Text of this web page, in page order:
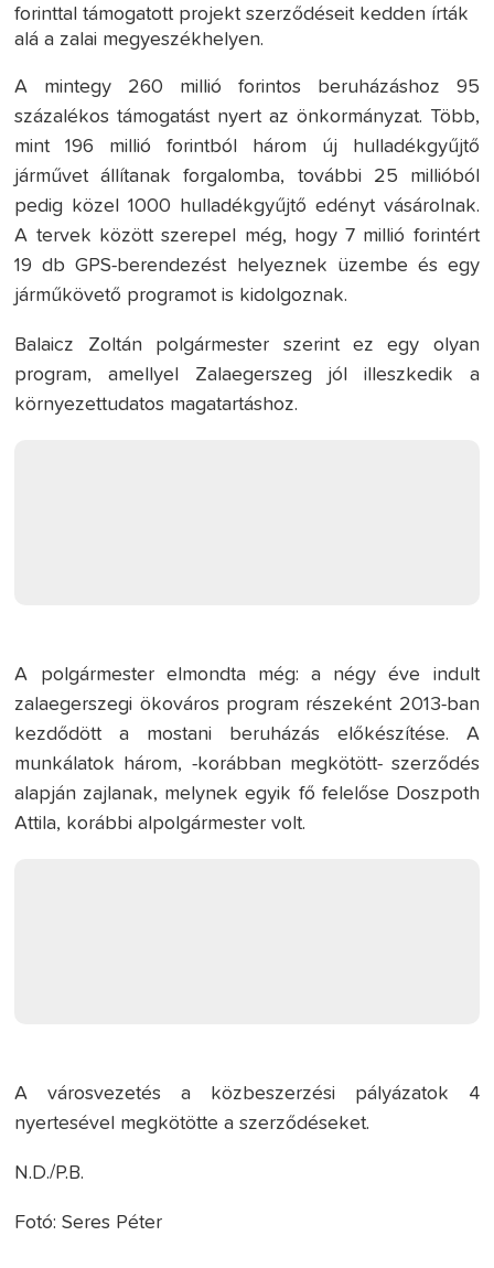
forinttal támogatott projekt szerződéseit kedden írták
alá a zalai megyeszékhelyen.
A mintegy 260 millió forintos beruházáshoz 95
százalékos támogatást nyert az önkormányzat. Több,
mint 196 millió forintból három új hulladékgyűjtő
járművet állítanak forgalomba, további 25 millióból
pedig közel 1000 hulladékgyűjtő edényt vásárolnak.
A tervek között szerepel még, hogy 7 millió forintért
19 db GPS-berendezést helyeznek üzembe és egy
járműkövető programot is kidolgoznak.
Balaicz Zoltán polgármester szerint ez egy olyan
program, amellyel Zalaegerszeg jól illeszkedik a
környezettudatos magatartáshoz.
A polgármester elmondta még: a négy éve indult
zalaegerszegi ökováros program részeként 2013-ban
kezdődött a mostani beruházás előkészítése. A
munkálatok három, -korábban megkötött- szerződés
alapján zajlanak, melynek egyik fő felelőse Doszpoth
Attila, korábbi alpolgármester volt.
A városvezetés a közbeszerzési pályázatok 4
nyertesével megkötötte a szerződéseket.
N.D./P.B.
Fotó: Seres Péter